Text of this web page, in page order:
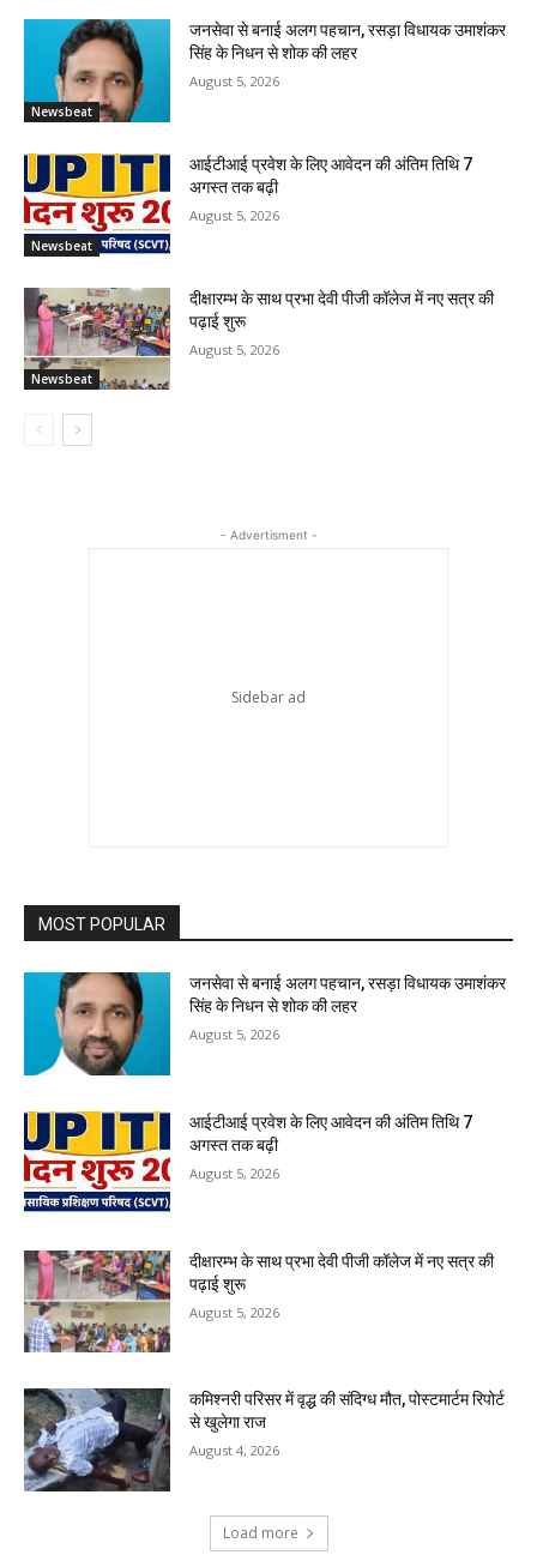
Newsbeat
जनसेवा से बनाई अलग पहचान, रसड़ा विधायक उमाशंकर
सिंह के निधन से शोक की लहर
August 5, 2026
Newsbeat
आईटीआई प्रवेश के लिए आवेदन की अंतिम तिथि 7
अगस्त तक बढ़ी
August 5, 2026
Newsbeat
दीक्षारम्भ के साथ प्रभा देवी पीजी कॉलेज में नए सत्र की
पढ़ाई शुरू
August 5, 2026
- Advertisment -
MOST POPULAR
जनसेवा से बनाई अलग पहचान, रसड़ा विधायक उमाशंकर
सिंह के निधन से शोक की लहर
August 5, 2026
आईटीआई प्रवेश के लिए आवेदन की अंतिम तिथि 7
अगस्त तक बढ़ी
August 5, 2026
दीक्षारम्भ के साथ प्रभा देवी पीजी कॉलेज में नए सत्र की
पढ़ाई शुरू
August 5, 2026
कमिश्नरी परिसर में वृद्ध की संदिग्ध मौत, पोस्टमार्टम रिपोर्ट
से खुलेगा राज
August 4, 2026
Load more